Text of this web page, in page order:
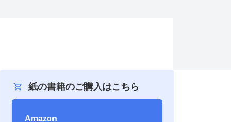
紙の書籍のご購入はこちら
Amazon